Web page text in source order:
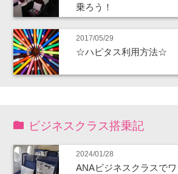
乗ろう！
2017/05/29
☆ハピタス利用方法☆
ビジネスクラス搭乗記
2024/01/28
ANAビジネスクラスで